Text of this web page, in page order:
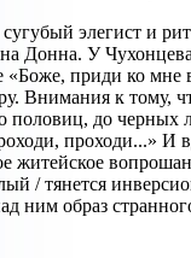
элегист и
Донна. У
«Боже, приди ко
Внимания к тому,
половиц, до черных
проходи...» И
житейское
/ тянется
ним образ